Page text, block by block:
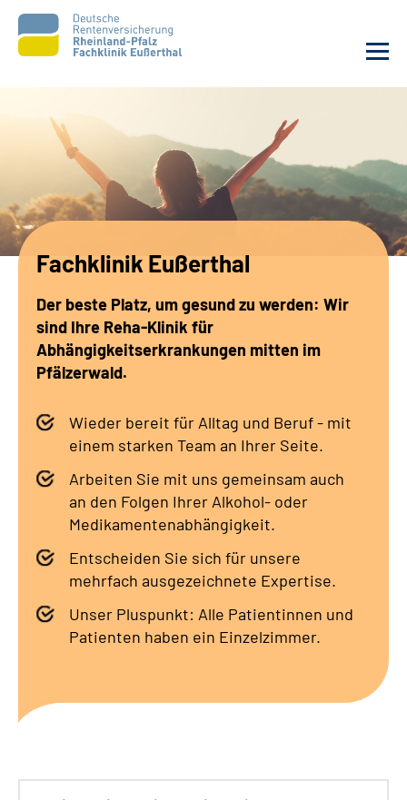
Unsere Klinik
Unsere Angebote
Ihre Rehabilitation
Karriere
Beratungsstellen &
Zuweisende
Leichte Sprache
Gebärdensprache
Fachklinik Eußerthal
Der beste Platz, um gesund zu werden: Wir
sind Ihre Reha-Klinik für
Abhängigkeitserkrankungen mitten im
Pfälzerwald.
Wieder bereit für Alltag und Beruf - mit
einem starken Team an Ihrer Seite.
Arbeiten Sie mit uns gemeinsam auch
an den Folgen Ihrer Alkohol- oder
Medikamentenabhängigkeit.
Entscheiden Sie sich für unsere
mehrfach ausgezeichnete Expertise.
Unser Pluspunkt: Alle Patientinnen und
Patienten haben ein Einzelzimmer.